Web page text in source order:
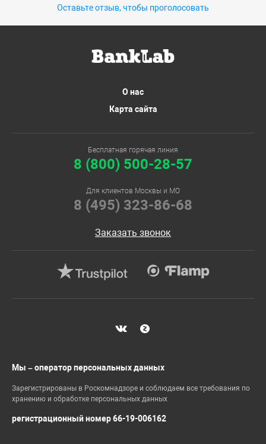
Оставьте отзыв, чтобы проголосовать
О нас
Карта сайта
Бесплатная горячая линия
8 (800) 500-28-57
Для клиентов Москвы и МО
8 (495) 323-86-68
Заказать звонок
Мы – оператор персональных данных
Зарегистрированы в Роскомнадзоре и соблюдаем все требования по
хранению и обработке персональных данных
регистрационный номер 66-19-006162